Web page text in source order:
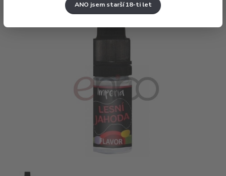
ANO jsem starší 18-ti let